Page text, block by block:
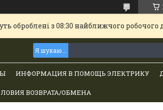
оброблені з 08:30 найближчого робочого
ИНФОРМАЦИЯ В ПОМОЩЬ ЭЛЕКТРИКУ
ВОЗВРАТА/ОБМЕНА